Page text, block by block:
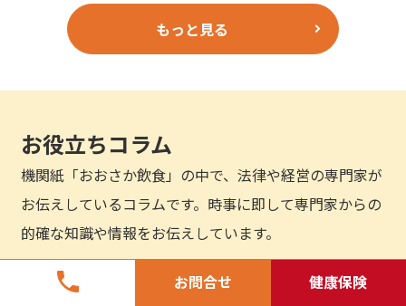
phone お問合せ 健康保険
もっと見る
お役立ちコラム
機関紙「おおさか飲食」の中で、法律や経営の専門家が
お伝えしているコラムです。時事に即して専門家からの
的確な知識や情報をお伝えしています。